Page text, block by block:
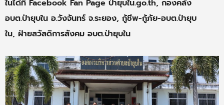
ในได้ที่ Facebook Fan Page ป่ายุบใน.go.th, กองคลัง
อบต.ป่ายุบใน อ.วังจันทร์ จ.ระยอง, กู้ชีพ-กู้ภัย-อบต.ป่ายุบ
ใน, ฝ่ายสวัสดิการสังคม อบต.ป่ายุบใน